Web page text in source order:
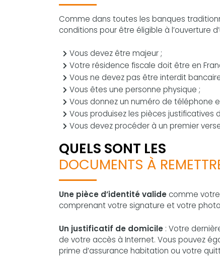
Comme dans toutes les banques
conditions pour être éligible à l’ouverture
Vous devez être majeur ;
Votre résidence fiscale doit être en
Vous ne devez pas être interdit
Vous êtes une personne physique ;
Vous donnez un numéro de téléphone
Vous produisez les pièces justificatives
Vous devez procéder à un premier
QUELS SONT LES
DOCUMENTS À
Une pièce d’identité valide comme
comprenant votre signature et votre
Un justificatif de domicile : Votre
de votre accès à Internet. Vous pouvez
prime d’assurance habitation ou votre